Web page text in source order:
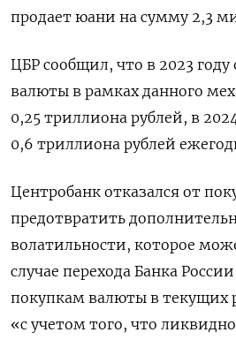
продает юани на сумму 2,3
ЦБР сообщил, что в 2023
валюты в рамках данного
0,25 триллиона рублей, в
0,6 триллиона рублей
Центробанк отказался от
предотвратить
волатильности, которое
случае перехода Банка
покупкам валюты в текущих
«с учетом того, что